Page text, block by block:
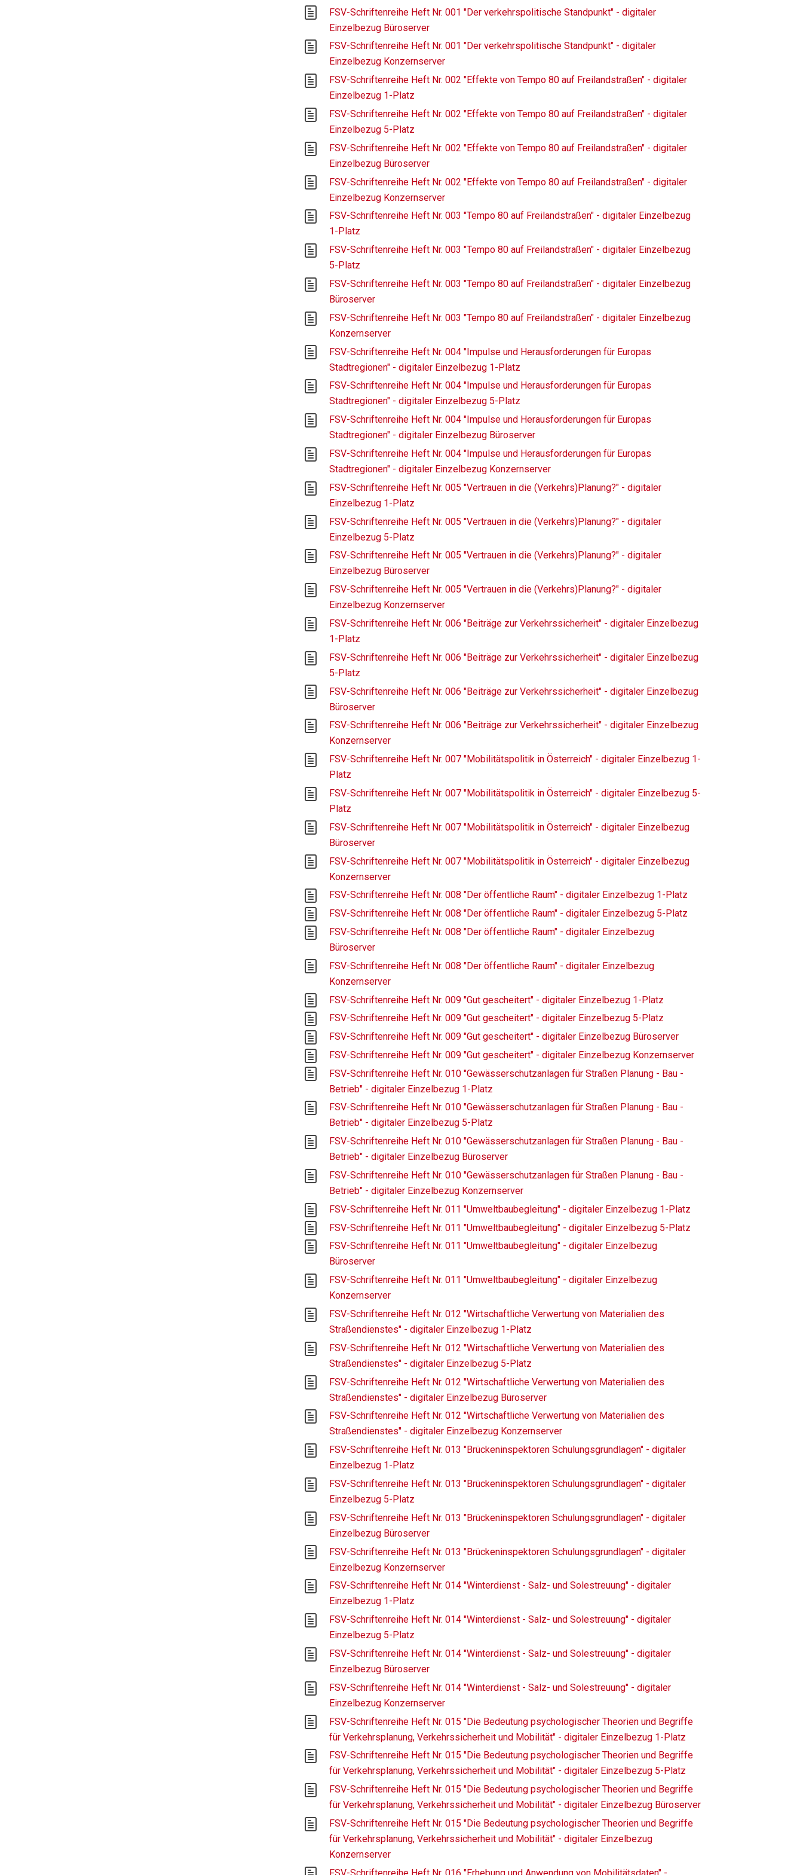
FSV-Schriftenreihe Heft Nr. 001 "Der verkehrspolitische Standpunkt" - digitaler
Einzelbezug Büroserver
FSV-Schriftenreihe Heft Nr. 001 "Der verkehrspolitische Standpunkt" - digitaler
Einzelbezug Konzernserver
FSV-Schriftenreihe Heft Nr. 002 "Effekte von Tempo 80 auf Freilandstraßen" - digitaler
Einzelbezug 1-Platz
FSV-Schriftenreihe Heft Nr. 002 "Effekte von Tempo 80 auf Freilandstraßen" - digitaler
Einzelbezug 5-Platz
FSV-Schriftenreihe Heft Nr. 002 "Effekte von Tempo 80 auf Freilandstraßen" - digitaler
Einzelbezug Büroserver
FSV-Schriftenreihe Heft Nr. 002 "Effekte von Tempo 80 auf Freilandstraßen" - digitaler
Einzelbezug Konzernserver
FSV-Schriftenreihe Heft Nr. 003 "Tempo 80 auf Freilandstraßen" - digitaler Einzelbezug
1-Platz
FSV-Schriftenreihe Heft Nr. 003 "Tempo 80 auf Freilandstraßen" - digitaler Einzelbezug
5-Platz
FSV-Schriftenreihe Heft Nr. 003 "Tempo 80 auf Freilandstraßen" - digitaler Einzelbezug
Büroserver
FSV-Schriftenreihe Heft Nr. 003 "Tempo 80 auf Freilandstraßen" - digitaler Einzelbezug
Konzernserver
FSV-Schriftenreihe Heft Nr. 004 "Impulse und Herausforderungen für Europas
Stadtregionen" - digitaler Einzelbezug 1-Platz
FSV-Schriftenreihe Heft Nr. 004 "Impulse und Herausforderungen für Europas
Stadtregionen" - digitaler Einzelbezug 5-Platz
FSV-Schriftenreihe Heft Nr. 004 "Impulse und Herausforderungen für Europas
Stadtregionen" - digitaler Einzelbezug Büroserver
FSV-Schriftenreihe Heft Nr. 004 "Impulse und Herausforderungen für Europas
Stadtregionen" - digitaler Einzelbezug Konzernserver
FSV-Schriftenreihe Heft Nr. 005 "Vertrauen in die (Verkehrs)Planung?" - digitaler
Einzelbezug 1-Platz
FSV-Schriftenreihe Heft Nr. 005 "Vertrauen in die (Verkehrs)Planung?" - digitaler
Einzelbezug 5-Platz
FSV-Schriftenreihe Heft Nr. 005 "Vertrauen in die (Verkehrs)Planung?" - digitaler
Einzelbezug Büroserver
FSV-Schriftenreihe Heft Nr. 005 "Vertrauen in die (Verkehrs)Planung?" - digitaler
Einzelbezug Konzernserver
FSV-Schriftenreihe Heft Nr. 006 "Beiträge zur Verkehrssicherheit" - digitaler Einzelbezug
1-Platz
FSV-Schriftenreihe Heft Nr. 006 "Beiträge zur Verkehrssicherheit" - digitaler Einzelbezug
5-Platz
FSV-Schriftenreihe Heft Nr. 006 "Beiträge zur Verkehrssicherheit" - digitaler Einzelbezug
Büroserver
FSV-Schriftenreihe Heft Nr. 006 "Beiträge zur Verkehrssicherheit" - digitaler Einzelbezug
Konzernserver
FSV-Schriftenreihe Heft Nr. 007 "Mobilitätspolitik in Österreich" - digitaler Einzelbezug 1-
Platz
FSV-Schriftenreihe Heft Nr. 007 "Mobilitätspolitik in Österreich" - digitaler Einzelbezug 5-
Platz
FSV-Schriftenreihe Heft Nr. 007 "Mobilitätspolitik in Österreich" - digitaler Einzelbezug
Büroserver
FSV-Schriftenreihe Heft Nr. 007 "Mobilitätspolitik in Österreich" - digitaler Einzelbezug
Konzernserver
FSV-Schriftenreihe Heft Nr. 008 "Der öffentliche Raum" - digitaler Einzelbezug 1-Platz
FSV-Schriftenreihe Heft Nr. 008 "Der öffentliche Raum" - digitaler Einzelbezug 5-Platz
FSV-Schriftenreihe Heft Nr. 008 "Der öffentliche Raum" - digitaler Einzelbezug
Büroserver
FSV-Schriftenreihe Heft Nr. 008 "Der öffentliche Raum" - digitaler Einzelbezug
Konzernserver
FSV-Schriftenreihe Heft Nr. 009 "Gut gescheitert" - digitaler Einzelbezug 1-Platz
FSV-Schriftenreihe Heft Nr. 009 "Gut gescheitert" - digitaler Einzelbezug 5-Platz
FSV-Schriftenreihe Heft Nr. 009 "Gut gescheitert" - digitaler Einzelbezug Büroserver
FSV-Schriftenreihe Heft Nr. 009 "Gut gescheitert" - digitaler Einzelbezug Konzernserver
FSV-Schriftenreihe Heft Nr. 010 "Gewässerschutzanlagen für Straßen Planung - Bau -
Betrieb" - digitaler Einzelbezug 1-Platz
FSV-Schriftenreihe Heft Nr. 010 "Gewässerschutzanlagen für Straßen Planung - Bau -
Betrieb" - digitaler Einzelbezug 5-Platz
FSV-Schriftenreihe Heft Nr. 010 "Gewässerschutzanlagen für Straßen Planung - Bau -
Betrieb" - digitaler Einzelbezug Büroserver
FSV-Schriftenreihe Heft Nr. 010 "Gewässerschutzanlagen für Straßen Planung - Bau -
Betrieb" - digitaler Einzelbezug Konzernserver
FSV-Schriftenreihe Heft Nr. 011 "Umweltbaubegleitung" - digitaler Einzelbezug 1-Platz
FSV-Schriftenreihe Heft Nr. 011 "Umweltbaubegleitung" - digitaler Einzelbezug 5-Platz
FSV-Schriftenreihe Heft Nr. 011 "Umweltbaubegleitung" - digitaler Einzelbezug
Büroserver
FSV-Schriftenreihe Heft Nr. 011 "Umweltbaubegleitung" - digitaler Einzelbezug
Konzernserver
FSV-Schriftenreihe Heft Nr. 012 "Wirtschaftliche Verwertung von Materialien des
Straßendienstes" - digitaler Einzelbezug 1-Platz
FSV-Schriftenreihe Heft Nr. 012 "Wirtschaftliche Verwertung von Materialien des
Straßendienstes" - digitaler Einzelbezug 5-Platz
FSV-Schriftenreihe Heft Nr. 012 "Wirtschaftliche Verwertung von Materialien des
Straßendienstes" - digitaler Einzelbezug Büroserver
FSV-Schriftenreihe Heft Nr. 012 "Wirtschaftliche Verwertung von Materialien des
Straßendienstes" - digitaler Einzelbezug Konzernserver
FSV-Schriftenreihe Heft Nr. 013 "Brückeninspektoren Schulungsgrundlagen" - digitaler
Einzelbezug 1-Platz
FSV-Schriftenreihe Heft Nr. 013 "Brückeninspektoren Schulungsgrundlagen" - digitaler
Einzelbezug 5-Platz
FSV-Schriftenreihe Heft Nr. 013 "Brückeninspektoren Schulungsgrundlagen" - digitaler
Einzelbezug Büroserver
FSV-Schriftenreihe Heft Nr. 013 "Brückeninspektoren Schulungsgrundlagen" - digitaler
Einzelbezug Konzernserver
FSV-Schriftenreihe Heft Nr. 014 "Winterdienst - Salz- und Solestreuung" - digitaler
Einzelbezug 1-Platz
FSV-Schriftenreihe Heft Nr. 014 "Winterdienst - Salz- und Solestreuung" - digitaler
Einzelbezug 5-Platz
FSV-Schriftenreihe Heft Nr. 014 "Winterdienst - Salz- und Solestreuung" - digitaler
Einzelbezug Büroserver
FSV-Schriftenreihe Heft Nr. 014 "Winterdienst - Salz- und Solestreuung" - digitaler
Einzelbezug Konzernserver
FSV-Schriftenreihe Heft Nr. 015 "Die Bedeutung psychologischer Theorien und Begriffe
für Verkehrsplanung, Verkehrssicherheit und Mobilität" - digitaler Einzelbezug 1-Platz
FSV-Schriftenreihe Heft Nr. 015 "Die Bedeutung psychologischer Theorien und Begriffe
für Verkehrsplanung, Verkehrssicherheit und Mobilität" - digitaler Einzelbezug 5-Platz
FSV-Schriftenreihe Heft Nr. 015 "Die Bedeutung psychologischer Theorien und Begriffe
für Verkehrsplanung, Verkehrssicherheit und Mobilität" - digitaler Einzelbezug Büroserver
FSV-Schriftenreihe Heft Nr. 015 "Die Bedeutung psychologischer Theorien und Begriffe
für Verkehrsplanung, Verkehrssicherheit und Mobilität" - digitaler Einzelbezug
Konzernserver